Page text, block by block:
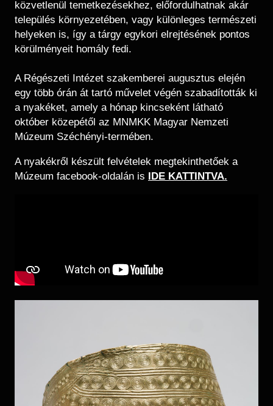
közvetlenül temetkezésekhez, előfordulhatnak akár
település környezetében, vagy különleges természeti
helyeken is, így a tárgy egykori elrejtésének pontos
körülményeit homály fedi.
A Régészeti Intézet szakemberei augusztus elején
egy több órán át tartó művelet végén szabadították ki
a nyakéket, amely a hónap kincseként látható
október közepétől az MNMKK Magyar Nemzeti
Múzeum Széchényi-termében.
A nyakékről készült felvételek megtekinthetőek a
Múzeum facebook-oldalán is IDE KATTINTVA.